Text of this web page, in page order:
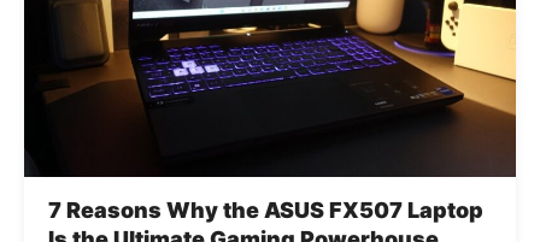
7 Reasons Why the ASUS FX507 Laptop